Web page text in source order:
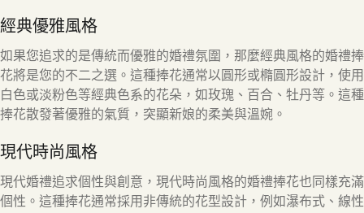
經典優雅風格
如果您追求的是傳統而優雅的婚禮氛圍，那麼經典風格的婚禮捧
花將是您的不二之選。這種捧花通常以圓形或橢圓形設計，使用
白色或淡粉色等經典色系的花朵，如玫瑰、百合、牡丹等。這種
捧花散發著優雅的氣質，突顯新娘的柔美與溫婉。
現代時尚風格
現代婚禮追求個性與創意，現代時尚風格的婚禮捧花也同樣充滿
個性。這種捧花通常採用非傳統的花型設計，例如瀑布式、線性